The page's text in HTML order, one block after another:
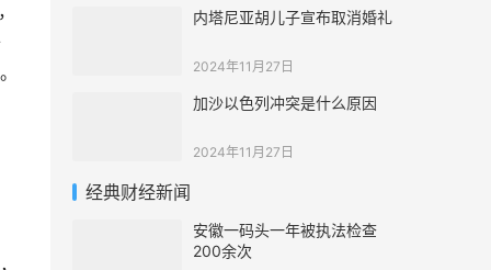
内塔尼亚胡儿子宣布取消婚礼
2024年11月27日
加沙以色列冲突是什么原因
2024年11月27日
经典财经新闻
安徽一码头一年被执法检查
200余次